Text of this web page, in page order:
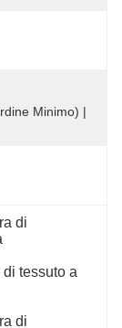
Minimo) |
di
tessuto a
di